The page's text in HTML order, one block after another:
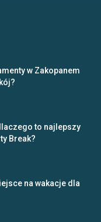
w Zakopanem
to najlepszy
Break?
na wakacje dla